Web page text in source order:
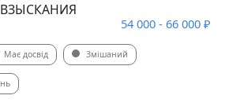
54 000 - 66 000 ₽
Має досвід Змішаний